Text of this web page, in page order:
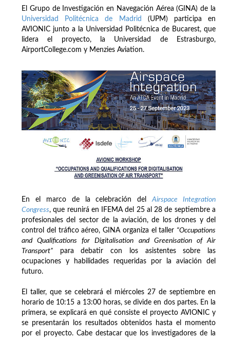
El Grupo de Investigación en Navegación Aérea (GINA) de la
Universidad Politécnica de Madrid
(UPM) participa en
AVIONIC junto a la Universidad Politécnica de Bucarest, que
lidera el proyecto, la Universidad de Estrasburgo,
AirportCollege.com y Menzies Aviation.
En el marco de la celebración delAirspace Integration
Congress, que reunirá en IFEMA del 25 al 28 de septiembre a
profesionales del sector de la aviación, de los drones y del
control del tráfico aéreo, GINA organiza el taller “Occupations
and Qualifications for Digitalisation and Greenisation of Air
Transport” para debatir con los asistentes sobre las
ocupaciones y habilidades requeridas por la aviación del
futuro.
El taller, que se celebrará el miércoles 27 de septiembre en
horario de 10:15 a 13:00 horas, se divide en dos partes. En la
primera, se explicará en qué consiste el proyecto AVIONIC y
se presentarán los resultados obtenidos hasta el momento
por el proyecto. Cabe destacar que los investigadores de la